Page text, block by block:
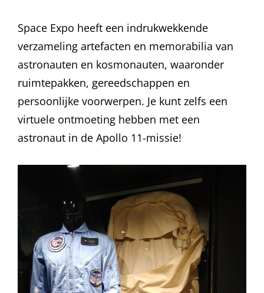
Space Expo heeft een indrukwekkende
verzameling artefacten en memorabilia van
astronauten en kosmonauten, waaronder
ruimtepakken, gereedschappen en
persoonlijke voorwerpen. Je kunt zelfs een
virtuele ontmoeting hebben met een
astronaut in de Apollo 11-missie!